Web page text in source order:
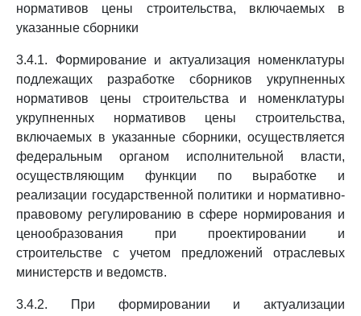
нормативов цены строительства, включаемых в
указанные сборники
3.4.1. Формирование и актуализация номенклатуры
подлежащих разработке сборников укрупненных
нормативов цены строительства и номенклатуры
укрупненных нормативов цены строительства,
включаемых в указанные сборники, осуществляется
федеральным органом исполнительной власти,
осуществляющим функции по выработке и
реализации государственной политики и нормативно-
правовому регулированию в сфере нормирования и
ценообразования при проектировании и
строительстве с учетом предложений отраслевых
министерств и ведомств.
3.4.2. При формировании и актуализации